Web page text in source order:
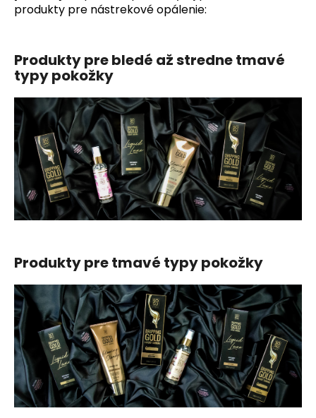
produkty pre nástrekové opálenie:
Produkty pre bledé až stredne tmavé
typy pokožky
Produkty pre tmavé typy pokožky